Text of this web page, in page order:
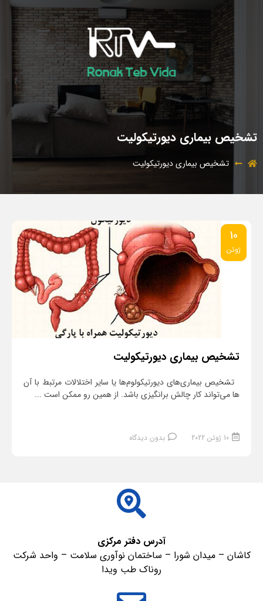
تشخیص بیماری دیورتیکولیت
تشخیص بیماری دیورتیکولیت
10
ژوئن
تشخیص بیماری دیورتیکولیت
تشخیص بیماری‌های دیورتیکولوم‌ها یا سایر اختلالات مرتبط با آن
ها می‌تواند کار چالش برانگیزی باشد. از همین رو ممکن است ...
10 ژوئن 2022 بدون دیدگاه
آدرس دفتر مرکزی
کاشان – میدان شورا – ساختمان نوآوری سلامت – واحد شرکت
روناک طب ویدا